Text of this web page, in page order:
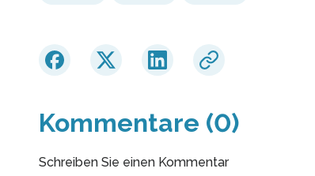
Kommentare (0)
Schreiben Sie einen Kommentar